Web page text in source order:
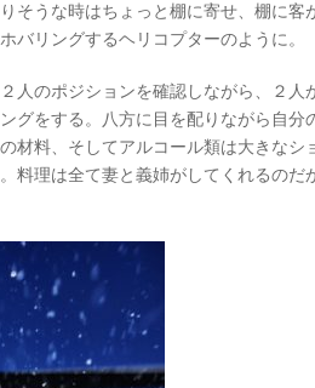
そうな時はちょっと棚に寄せ、棚に客
バリングするヘリコプターのように。
人のポジションを確認しながら、２人
グをする。八方に目を配りながら自分
材料、そしてアルコール類は大きなシ
料理は全て妻と義姉がしてくれるのだ